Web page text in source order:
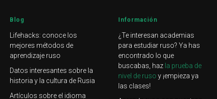
Blog
Lifehacks: conoce los
mejores métodos de
aprendizaje ruso
Datos interesantes sobre la
historia y la cultura de Rusia
Artículos sobre el idioma
Información
¿Te interesan academias
para estudiar ruso? Ya has
encontrado lo que
buscabas, haz la prueba de
nivel de ruso y ¡empieza ya
las clases!